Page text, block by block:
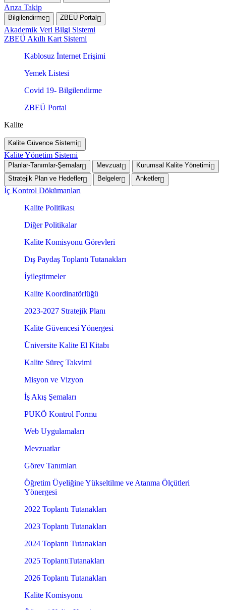
Arıza Takip
Bilgilendirme ZBEÜ Portal
Akademik Veri Bilgi Sistemi
ZBEÜ Akıllı Kart Sistemi
Kablosuz İnternet Erişimi
Yemek Listesi
Covid 19- Bilgilendirme
ZBEÜ Portal
Kalite
Kalite Güvence Sistemi
Kalite Yönetim Sistemi
Planlar-Tanımlar-Şemalar Mevzuat
Kurumsal Kalite Yönetimi
Stratejik Plan ve Hedefler
Belgeler Anketler
İç Kontrol Dökümanları
Kalite Politikası
Diğer Politikalar
Kalite Komisyonu Görevleri
Dış Paydaş Toplantı Tutanakları
İyileştirmeler
Kalite Koordinatörlüğü
2023-2027 Stratejik Planı
Kalite Güvencesi Yönergesi
Üniversite Kalite El Kitabı
Kalite Süreç Takvimi
Misyon ve Vizyon
İş Akış Şemaları
PUKÖ Kontrol Formu
Web Uygulamaları
Mevzuatlar
Görev Tanımları
Öğretim Üyeliğine Yükseltilme ve Atanma Ölçütleri
Yönergesi
2022 Toplantı Tutanakları
2023 Toplantı Tutanakları
2024 Toplantı Tutanakları
2025 ToplantıTutanakları
2026 Toplantı Tutanakları
Kalite Komisyonu